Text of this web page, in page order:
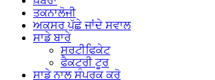
ਤਕਨਾਲੋਜੀ
ਅਕਸਰ ਪੁੱਛੇ ਜਾਂਦੇ ਸਵਾਲ
ਸਾਡੇ ਬਾਰੇ
ਸਰਟੀਫਿਕੇਟ
ਫੈਕਟਰੀ ਟੂਰ
ਸਾਡੇ ਨਾਲ ਸੰਪਰਕ ਕਰੋ